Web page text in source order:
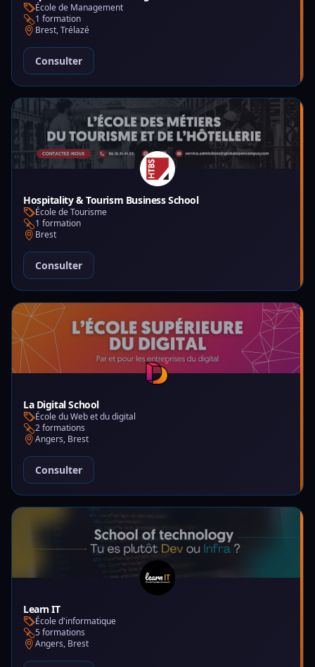
École de Management
1 formation
Brest, Trélazé
Consulter
Hospitality & Tourism Business School
École de Tourisme
1 formation
Brest
Consulter
La Digital School
École du Web et du digital
2 formations
Angers, Brest
Consulter
Learn IT
École d'informatique
5 formations
Angers, Brest